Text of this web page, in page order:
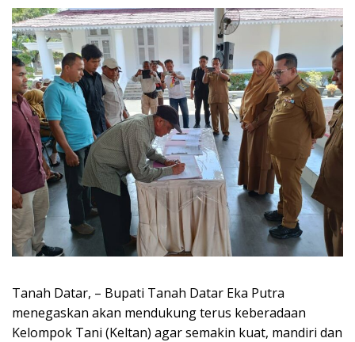
Tanah Datar, – Bupati Tanah Datar Eka Putra
menegaskan akan mendukung terus keberadaan
Kelompok Tani (Keltan) agar semakin kuat, mandiri dan